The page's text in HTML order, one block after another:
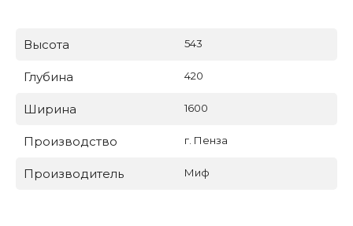
Высота 543
Глубина 420
Ширина 1600
Производство г. Пенза
Производитель Миф